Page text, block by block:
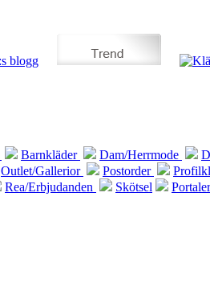
Barnkläder Dam/Herrmode
Outlet/Gallerior Postorder
Rea/Erbjudanden Skötsel